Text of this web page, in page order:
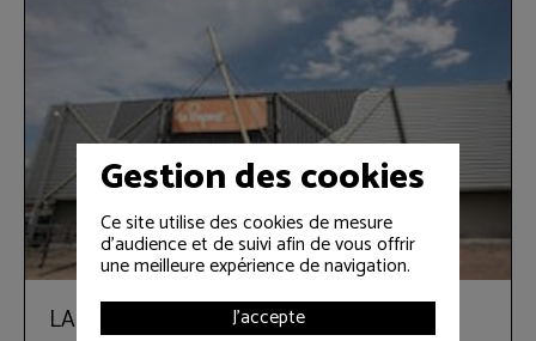
LA VAPEUR
Gestion des cookies
Ce site utilise des cookies de mesure
d'audience et de suivi afin de vous offrir
une meilleure expérience de navigation.
J'accepte